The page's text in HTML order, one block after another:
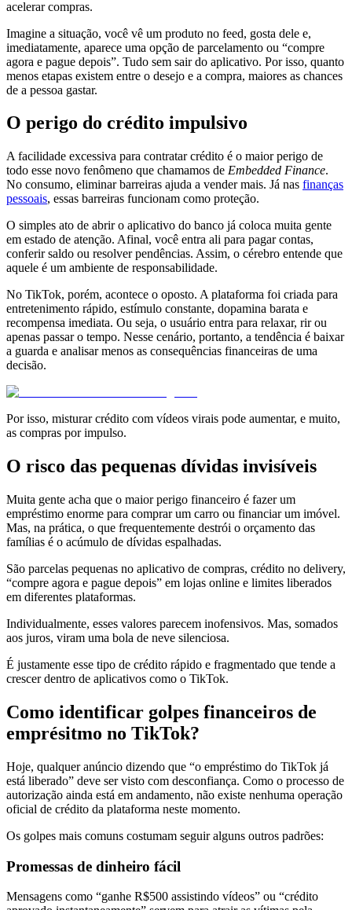
acelerar compras.
Imagine a situação, você vê um produto no feed, gosta dele e,
imediatamente, aparece uma opção de parcelamento ou “compre
agora e pague depois”. Tudo sem sair do aplicativo. Por isso, quanto
menos etapas existem entre o desejo e a compra, maiores as chances
de a pessoa gastar.
O perigo do crédito impulsivo
A facilidade excessiva para contratar crédito é o maior perigo de
todo esse novo fenômeno que chamamos de Embedded Finance.
No consumo, eliminar barreiras ajuda a vender mais. Já nas finanças
pessoais, essas barreiras funcionam como proteção.
O simples ato de abrir o aplicativo do banco já coloca muita gente
em estado de atenção. Afinal, você entra ali para pagar contas,
conferir saldo ou resolver pendências. Assim, o cérebro entende que
aquele é um ambiente de responsabilidade.
No TikTok, porém, acontece o oposto. A plataforma foi criada para
entretenimento rápido, estímulo constante, dopamina barata e
recompensa imediata. Ou seja, o usuário entra para relaxar, rir ou
apenas passar o tempo. Nesse cenário, portanto, a tendência é baixar
a guarda e analisar menos as consequências financeiras de uma
decisão.
Por isso, misturar crédito com vídeos virais pode aumentar, e muito,
as compras por impulso.
O risco das pequenas dívidas invisíveis
Muita gente acha que o maior perigo financeiro é fazer um
empréstimo enorme para comprar um carro ou financiar um imóvel.
Mas, na prática, o que frequentemente destrói o orçamento das
famílias é o acúmulo de dívidas espalhadas.
São parcelas pequenas no aplicativo de compras, crédito no delivery,
“compre agora e pague depois” em lojas online e limites liberados
em diferentes plataformas.
Individualmente, esses valores parecem inofensivos. Mas, somados
aos juros, viram uma bola de neve silenciosa.
É justamente esse tipo de crédito rápido e fragmentado que tende a
crescer dentro de aplicativos como o TikTok.
Como identificar golpes financeiros de
emprésitmo no TikTok?
Hoje, qualquer anúncio dizendo que “o empréstimo do TikTok já
está liberado” deve ser visto com desconfiança. Como o processo de
autorização ainda está em andamento, não existe nenhuma operação
oficial de crédito da plataforma neste momento.
Os golpes mais comuns costumam seguir alguns outros padrões:
Promessas de dinheiro fácil
Mensagens como “ganhe R$500 assistindo vídeos” ou “crédito